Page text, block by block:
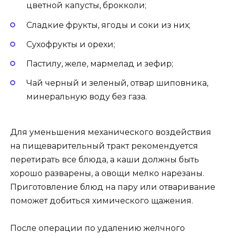
цветной капусты, брокколи;
Сладкие фрукты, ягоды и соки из них;
Сухофрукты и орехи;
Пастилу, желе, мармелад и зефир;
Чай черный и зеленый, отвар шиповника,
минеральную воду без газа.
Для уменьшения механического воздействия
на пищеварительный тракт рекомендуется
перетирать все блюда, а каши должны быть
хорошо разварены, а овощи мелко нарезаны.
Приготовление блюд на пару или отваривание
поможет добиться химического щажения.
После операции по удалению желчного